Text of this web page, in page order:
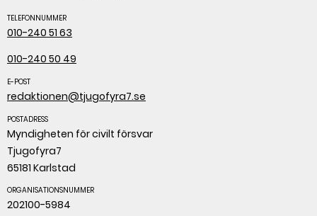
TELEFONNUMMER
010-240 51 63
010-240 50 49
E-POST
redaktionen@tjugofyra7.se
POSTADRESS
Myndigheten för civilt försvar
Tjugofyra7
65181 Karlstad
ORGANISATIONSNUMMER
202100-5984